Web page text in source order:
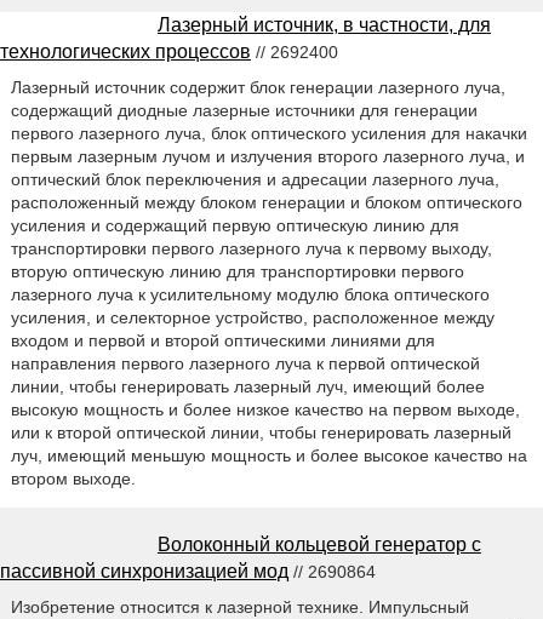
Лазерный источник, в частности, для
технологических процессов // 2692400
Лазерный источник содержит блок генерации лазерного луча,
содержащий диодные лазерные источники для генерации
первого лазерного луча, блок оптического усиления для накачки
первым лазерным лучом и излучения второго лазерного луча, и
оптический блок переключения и адресации лазерного луча,
расположенный между блоком генерации и блоком оптического
усиления и содержащий первую оптическую линию для
транспортировки первого лазерного луча к первому выходу,
вторую оптическую линию для транспортировки первого
лазерного луча к усилительному модулю блока оптического
усиления, и селекторное устройство, расположенное между
входом и первой и второй оптическими линиями для
направления первого лазерного луча к первой оптической
линии, чтобы генерировать лазерный луч, имеющий более
высокую мощность и более низкое качество на первом выходе,
или к второй оптической линии, чтобы генерировать лазерный
луч, имеющий меньшую мощность и более высокое качество на
втором выходе.
Волоконный кольцевой генератор с
пассивной синхронизацией мод // 2690864
Изобретение относится к лазерной технике. Импульсный